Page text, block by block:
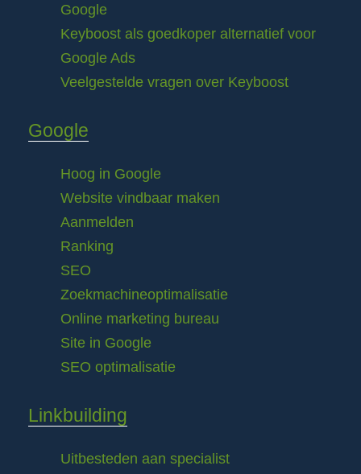
Google
Keyboost als goedkoper alternatief voor
Google Ads
Veelgestelde vragen over Keyboost
Google
Hoog in Google
Website vindbaar maken
Aanmelden
Ranking
SEO
Zoekmachineoptimalisatie
Online marketing bureau
Site in Google
SEO optimalisatie
Linkbuilding
Uitbesteden aan specialist